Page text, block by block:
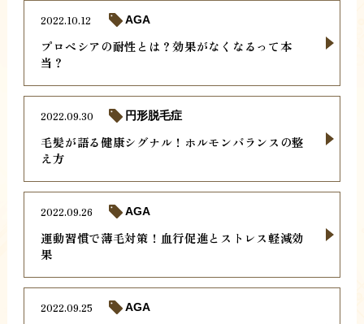
プロペシアの耐性とは？効果がなくなるって本
当？
2022.10.12 AGA
毛髪が語る健康シグナル！ホルモンバランスの整
え方
2022.09.30 円形脱毛症
運動習慣で薄毛対策！血行促進とストレス軽減効
果
2022.09.26 AGA
2022.09.25 AGA